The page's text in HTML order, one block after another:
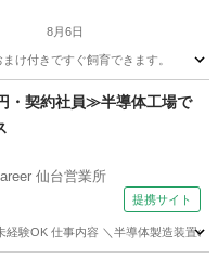
8月6日
け付きですぐ飼育できます。
・契約社員≫半導体工場で
仙台営業所
提携サイト
験OK 仕事内容 ＼半導体製造装置